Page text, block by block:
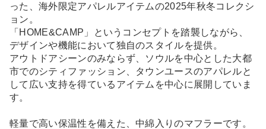
った、海外限定アパレルアイテムの2025年秋冬コレクシ
ョン。
「HOME&CAMP」というコンセプトを踏襲しながら、
デザインや機能において独自のスタイルを提供。
アウトドアシーンのみならず、ソウルを中心とした大都
市でのシティファッション、タウンユースのアパレルと
して広い支持を得ているアイテムを中心に展開していま
す。
軽量で高い保温性を備えた、中綿入りのマフラーです。